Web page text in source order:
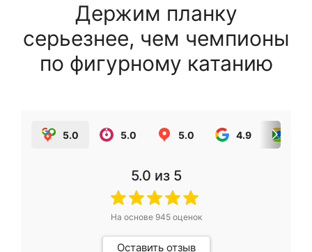
Держим планку
серьезнее, чем чемпионы
по фигурному катанию
5.0 5.0 5.0 4.9
5.0 из 5
На основе 945оценок
Оставить отзыв